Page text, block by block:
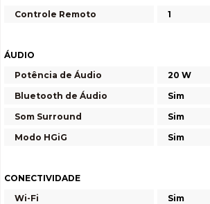
Controle Remoto
1
ÁUDIO
Potência de Áudio
20 W
Bluetooth de Áudio
Sim
Som Surround
Sim
Modo HGiG
Sim
CONECTIVIDADE
Wi-Fi
Sim